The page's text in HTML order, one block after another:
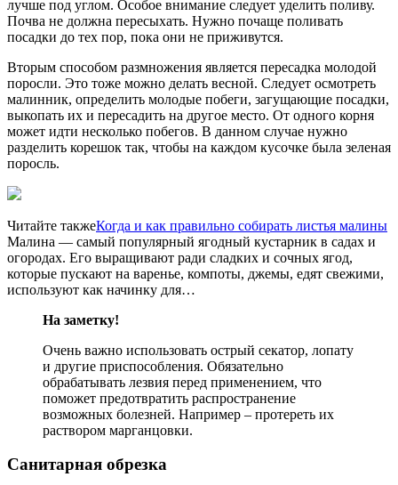
лучше под углом. Особое внимание следует уделить поливу.
Почва не должна пересыхать. Нужно почаще поливать
посадки до тех пор, пока они не приживутся.
Вторым способом размножения является пересадка молодой
поросли. Это тоже можно делать весной. Следует осмотреть
малинник, определить молодые побеги, загущающие посадки,
выкопать их и пересадить на другое место. От одного корня
может идти несколько побегов. В данном случае нужно
разделить корешок так, чтобы на каждом кусочке была зеленая
поросль.
Читайте такжеКогда и как правильно собирать листья малины
Малина — самый популярный ягодный кустарник в садах и
огородах. Его выращивают ради сладких и сочных ягод,
которые пускают на варенье, компоты, джемы, едят свежими,
используют как начинку для…
На заметку!
Очень важно использовать острый секатор, лопату
и другие приспособления. Обязательно
обрабатывать лезвия перед применением, что
поможет предотвратить распространение
возможных болезней. Например – протереть их
раствором марганцовки.
Санитарная обрезка